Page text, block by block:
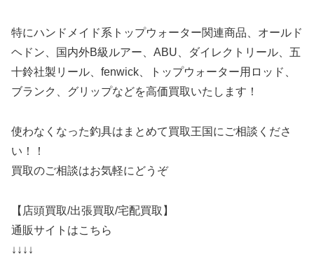
特にハンドメイド系トップウォーター関連商品、オールド
ヘドン、国内外B級ルアー、ABU、ダイレクトリール、五
十鈴社製リール、fenwick、トップウォーター用ロッド、
ブランク、グリップなどを高価買取いたします！
使わなくなった釣具はまとめて買取王国にご相談くださ
い！！
買取のご相談はお気軽にどうぞ
【店頭買取/出張買取/宅配買取】
通販サイトはこちら
↓↓↓↓